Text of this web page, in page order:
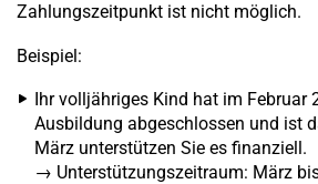
Zahlungszeitpunkt ist nicht möglich.
Beispiel:
Ihr volljähriges Kind hat im Februar
Ausbildung abgeschlossen und ist
März unterstützen Sie es finanziell.
→ Unterstützungszeitraum: März